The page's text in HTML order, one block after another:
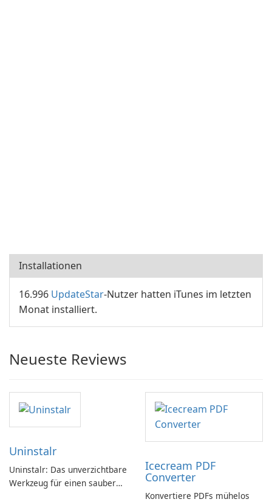
Installationen
16.996 UpdateStar-Nutzer hatten iTunes im letzten
Monat installiert.
Neueste Reviews
Uninstalr
Uninstalr: Das unverzichtbare
Werkzeug für einen sauberen
Icecream PDF
Converter
Konvertiere PDFs mühelos